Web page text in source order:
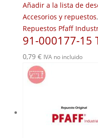
Añadir a la lista de
Accesorios y repuestos,
Repuestos Pfaff
91-000177-15
0,79 € IVA no incluido